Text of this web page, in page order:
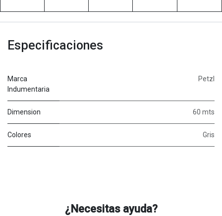
Especificaciones
Marca
Indumentaria
Petzl
Dimension 60 mts
Colores Gris
¿Necesitas ayuda?